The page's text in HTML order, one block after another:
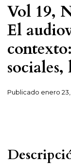
Vol 19,
El
Publicado enero